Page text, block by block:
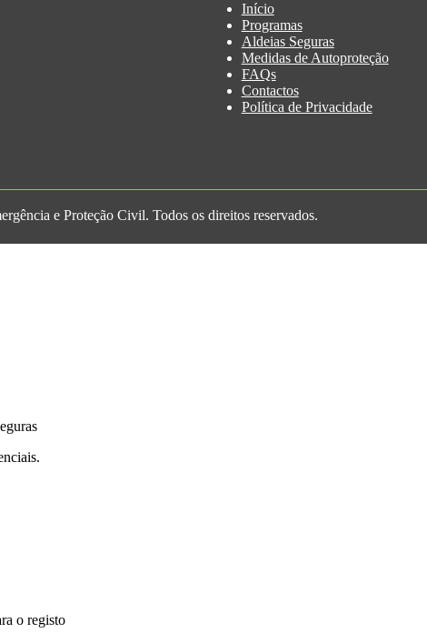
Início
Programas
Aldeias Seguras
Medidas de Autoproteção
FAQs
Contactos
Política de Privacidade
e Proteção Civil. Todos os direitos reservados.
o registo